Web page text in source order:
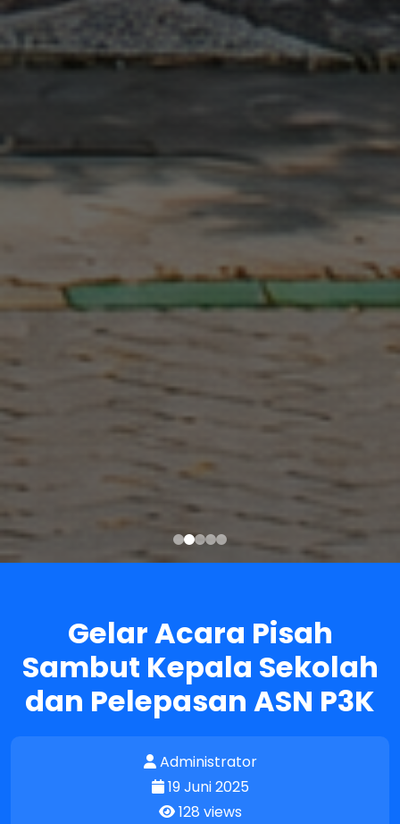
Gelar Acara Pisah
Sambut Kepala Sekolah
dan Pelepasan ASN P3K
Administrator
19 Juni 2025
128 views